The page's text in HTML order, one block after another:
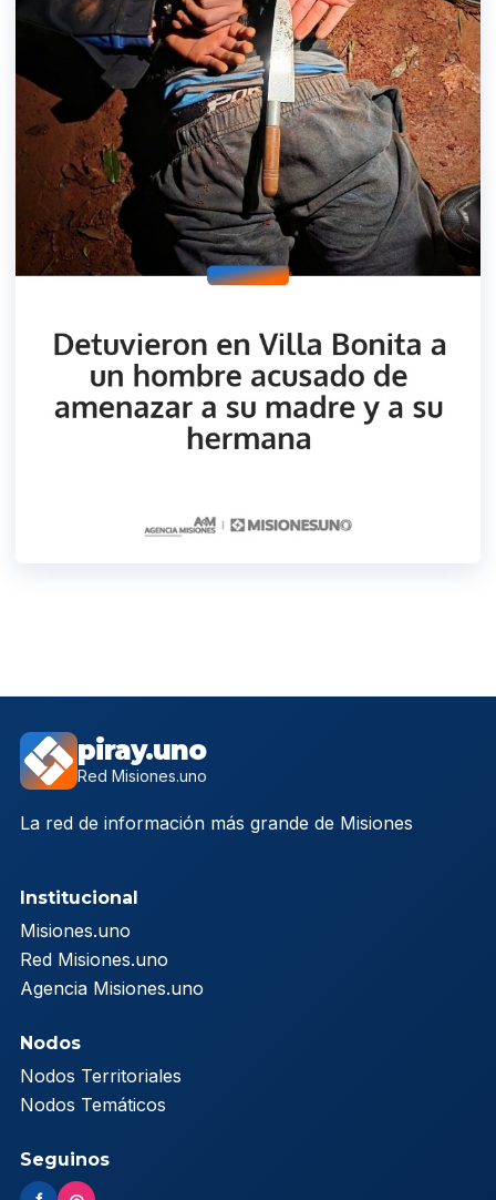
piray.uno
Red Misiones.uno
La red de información más grande de Misiones
Institucional
Misiones.uno
Red Misiones.uno
Agencia Misiones.uno
Nodos
Nodos Territoriales
Nodos Temáticos
Seguinos